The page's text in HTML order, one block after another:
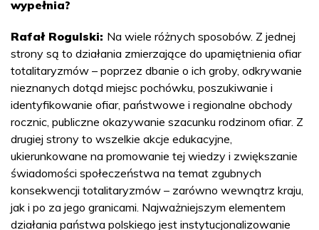
wypełnia?
Rafał Rogulski: Na wiele różnych sposobów. Z jednej
strony są to działania zmierzające do upamiętnienia ofiar
totalitaryzmów – poprzez dbanie o ich groby, odkrywanie
nieznanych dotąd miejsc pochówku, poszukiwanie i
identyfikowanie ofiar, państwowe i regionalne obchody
rocznic, publiczne okazywanie szacunku rodzinom ofiar. Z
drugiej strony to wszelkie akcje edukacyjne,
ukierunkowane na promowanie tej wiedzy i zwiększanie
świadomości społeczeństwa na temat zgubnych
konsekwencji totalitaryzmów – zarówno wewnątrz kraju,
jak i po za jego granicami. Najważniejszym elementem
działania państwa polskiego jest instytucjonalizowanie